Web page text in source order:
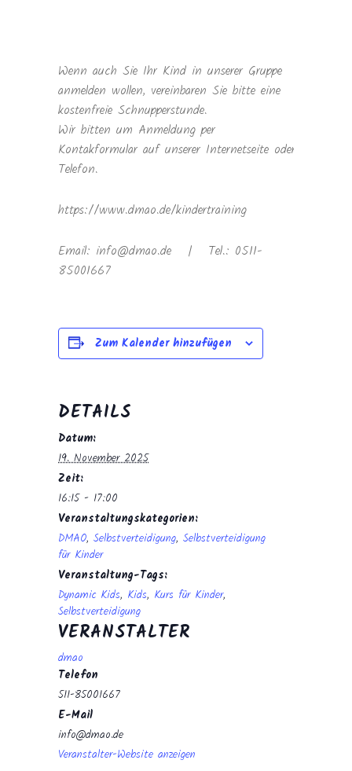
Wenn auch Sie Ihr Kind in unserer Gruppe
anmelden wollen, vereinbaren Sie bitte eine
kostenfreie Schnupperstunde.
Wir bitten um Anmeldung per
Kontakformular auf unserer Internetseite oder
Telefon.
https://www.dmao.de/kindertraining
Email: info@dmao.de | Tel.: 0511-
85001667
Zum Kalender hinzufügen
DETAILS
Datum:
19. November 2025
Zeit:
16:15 - 17:00
Veranstaltungskategorien:
DMAO, Selbstverteidigung, Selbstverteidigung
für Kinder
Veranstaltung-Tags:
Dynamic Kids, Kids, Kurs für Kinder,
Selbstverteidigung
VERANSTALTER
dmao
Telefon
511-85001667
E-Mail
info@dmao.de
Veranstalter-Website anzeigen